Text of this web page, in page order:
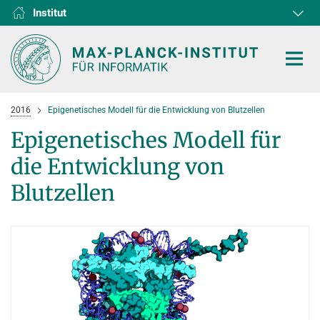
Institut
D1
D2
D3
D4
D5
D6
RG1
RG2
RG3
HOME
Algorithms and Complexity
Computer Vision and Machine Learning
Internet Architecture
KOOPERATIONEN
Computer Science at Max Planck
NEWS & EVENTS
2016 Epigenetisches Modell für die Entwicklung von Blutzellen
Epigenetisches Modell für
die Entwicklung von
Blutzellen